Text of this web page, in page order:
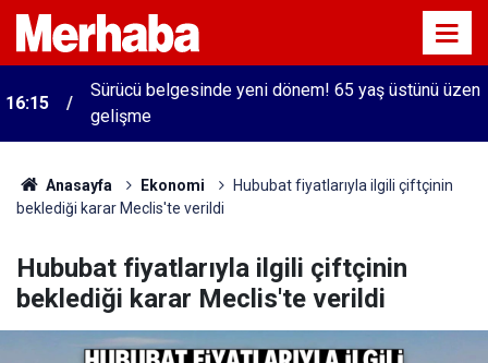
16:15
Sürücü belgesinde yeni dönem! 65 yaş üstünü üzen
gelişme
Anasayfa Ekonomi
Hububat fiyatlarıyla ilgili çiftçinin
beklediği karar Meclis'te verildi
Hububat fiyatlarıyla ilgili çiftçinin
beklediği karar Meclis'te verildi